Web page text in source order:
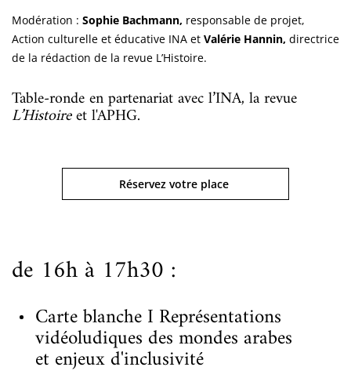
Modération : Sophie Bachmann, responsable de projet,
Action culturelle et éducative INA et Valérie Hannin, directrice
de la rédaction de la revue L’Histoire.
Table-ronde en partenariat avec l’INA, la revue
L’Histoireet l'APHG.
Réservez votre place
de 16h à 17h30 :
Carte blanche I Représentations
vidéoludiques des mondes arabes
et enjeux d'inclusivité